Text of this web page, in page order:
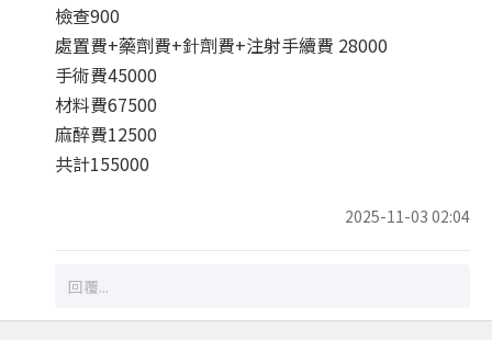
檢查900
處置費+藥劑費+針劑費+注射手續費 28000
手術費45000
材料費67500
麻醉費12500
共計155000
2025-11-03 02:04